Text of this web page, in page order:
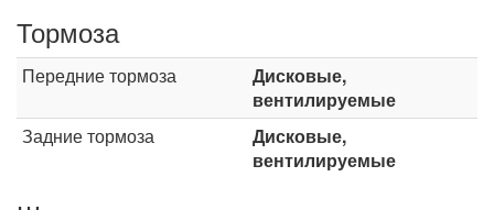
Тормоза
Передние тормоза
Дисковые,
вентилируемые
Задние тормоза
Дисковые,
вентилируемые